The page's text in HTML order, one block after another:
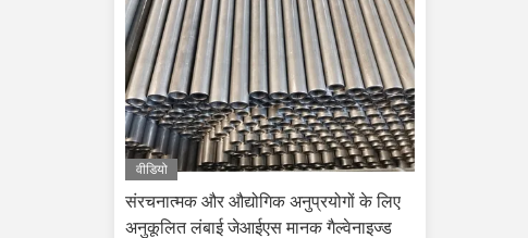
वीडियो
संरचनात्मक और औद्योगिक अनुप्रयोगों के लिए
अनुकूलित लंबाई जेआईएस मानक गैल्वेनाइज्ड